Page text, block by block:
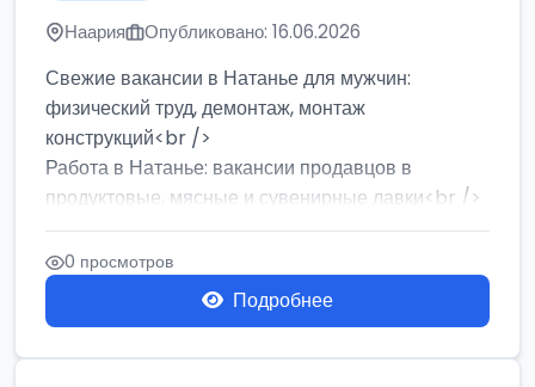
Наария Опубликовано: 16.06.2026
Свежие вакансии в Натанье для мужчин:
физический труд, демонтаж, монтаж
конструкций<br />
Работа в Натанье: вакансии продавцов в
продуктовые, мясные и сувенирные лавки<br />
Разнорабочий на сборку м...
0 просмотров
Подробнее